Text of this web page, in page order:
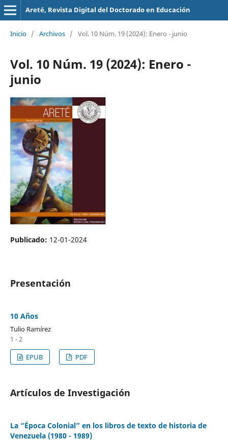
Areté, Revista Digital del Doctorado en Educación
Inicio / Archivos / Vol. 10 Núm. 19 (2024): Enero - junio
Vol. 10 Núm. 19 (2024): Enero -
junio
Publicado: 12-01-2024
Presentación
10 Años
Tulio Ramírez
1 - 2
EPUB
PDF
Artículos de Investigación
La “Época Colonial” en los libros de texto de historia de
Venezuela (1980 - 1989)